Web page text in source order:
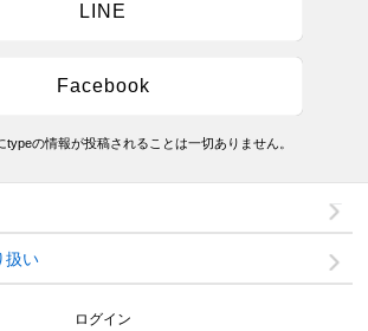
LINE
Facebook
の情報が投稿されることは一切ありません。
扱い
ログイン